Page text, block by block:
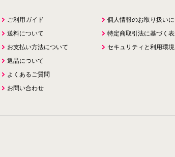
ご利用ガイド
送料について
お支払い方法について
返品について
よくあるご質問
お問い合わせ
個人情報のお取り扱い
特定商取引法に基づく
セキュリティと利用環